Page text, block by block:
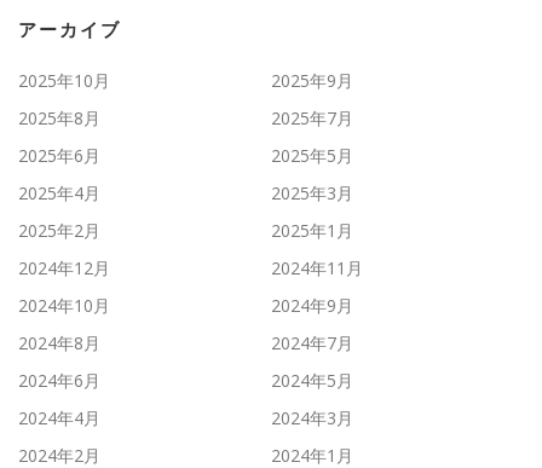
アーカイブ
2025年10月
2025年9月
2025年8月
2025年7月
2025年6月
2025年5月
2025年4月
2025年3月
2025年2月
2025年1月
2024年12月
2024年11月
2024年10月
2024年9月
2024年8月
2024年7月
2024年6月
2024年5月
2024年4月
2024年3月
2024年2月
2024年1月